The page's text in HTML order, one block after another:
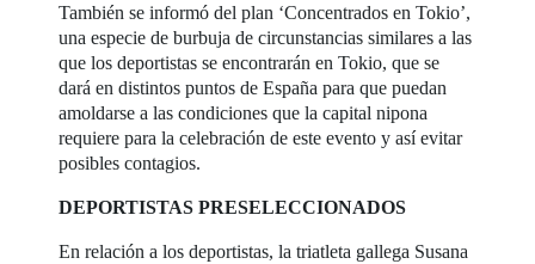
También se informó del plan ‘Concentrados en Tokio’,
una especie de burbuja de circunstancias similares a las
que los deportistas se encontrarán en Tokio, que se
dará en distintos puntos de España para que puedan
amoldarse a las condiciones que la capital nipona
requiere para la celebración de este evento y así evitar
posibles contagios.
DEPORTISTAS PRESELECCIONADOS
En relación a los deportistas, la triatleta gallega Susana